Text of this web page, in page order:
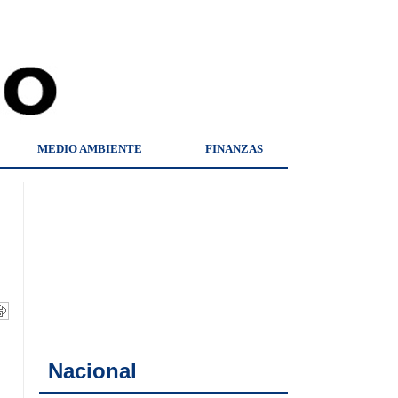
MEDIO AMBIENTE FINANZAS
Nacional